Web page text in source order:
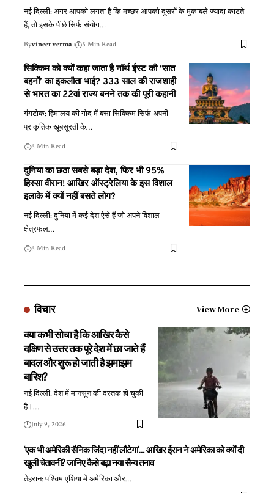
नई दिल्ली: अगर आपको लगता है कि मच्छर आपको दूसरों के मुकाबले ज्यादा काटते
हैं, तो इसके पीछे सिर्फ संयोग…
Byvineet verma 5 Min Read
सिक्किम को क्यों कहा जाता है नॉर्थ ईस्ट की ‘सात
बहनों’ का इकलौता भाई? 333 साल की राजशाही
से भारत का 22वां राज्य बनने तक की पूरी कहानी
गंगटोक: हिमालय की गोद में बसा सिक्किम सिर्फ अपनी
प्राकृतिक खूबसूरती के…
6 Min Read
दुनिया का छठा सबसे बड़ा देश, फिर भी 95%
हिस्सा वीरान! आखिर ऑस्ट्रेलिया के इस विशाल
इलाके में क्यों नहीं बसते लोग?
नई दिल्ली: दुनिया में कई देश ऐसे हैं जो अपने विशाल
क्षेत्रफल…
6 Min Read
विचार View More
क्या कभी सोचा है कि आखिर कैसे
दक्षिण से उत्तर तक पूरे देश में छा जाते हैं
बादल और शुरू हो जाती है झमाझम
बारिश?
नई दिल्ली: देश में मानसून की दस्तक हो चुकी
है।…
July 9, 2026
‘एक भी अमेरिकी सैनिक जिंदा नहीं लौटेगा’… आखिर ईरान ने अमेरिका को क्यों दी
खुली चेतावनी? जानिए कैसे बढ़ा नया सैन्य तनाव
तेहरान: पश्चिम एशिया में अमेरिका और…